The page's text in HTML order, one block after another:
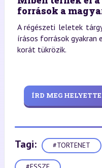
források a
A régészeti leletek
írásos források gyakran
korát tükrözik.
ÍRD MEG
Tagi: #TORTENET